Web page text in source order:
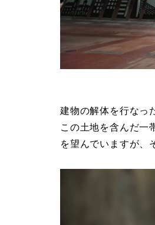
建物の解体を行なっ
この土地を含んだ一
を望んでいますが、